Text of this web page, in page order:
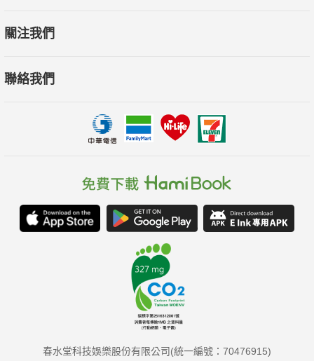
關注我們
聯絡我們
春水堂科技娛樂股份有限公司(統一編號：70476915)